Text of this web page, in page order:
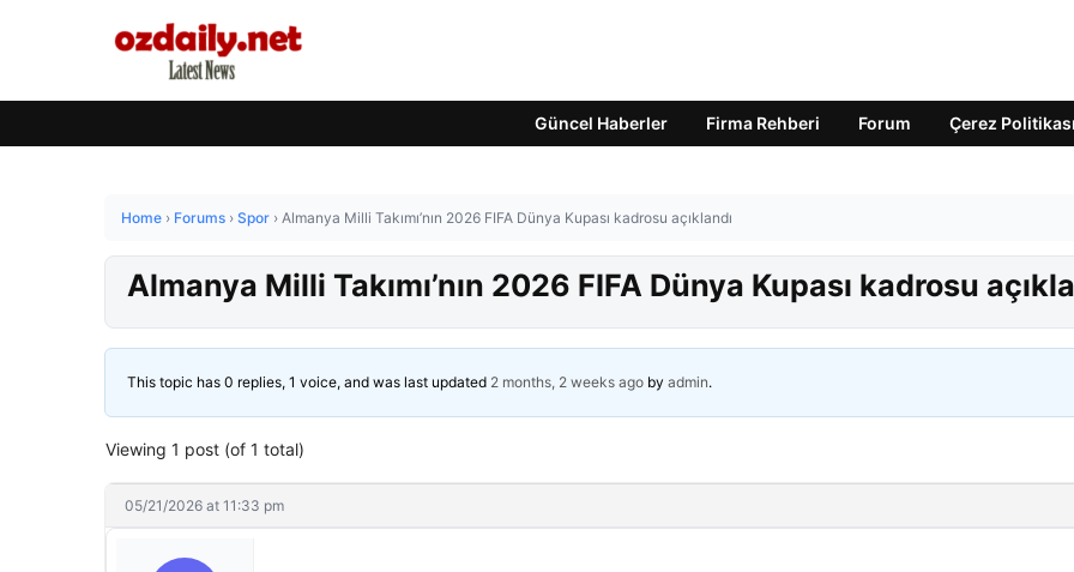
Güncel Haberler Firma Rehberi Forum Çerez Politikası
Home › Forums › Spor › Almanya Milli Takımı’nın 2026 FIFA Dünya Kupası kadrosu açıklandı
Almanya Milli Takımı’nın 2026 FIFA Dünya Kupası kadrosu
This topic has 0 replies, 1 voice, and was last updated 2 months, 2 weeks ago by admin.
Viewing 1 post (of 1 total)
05/21/2026 at 11:33 pm